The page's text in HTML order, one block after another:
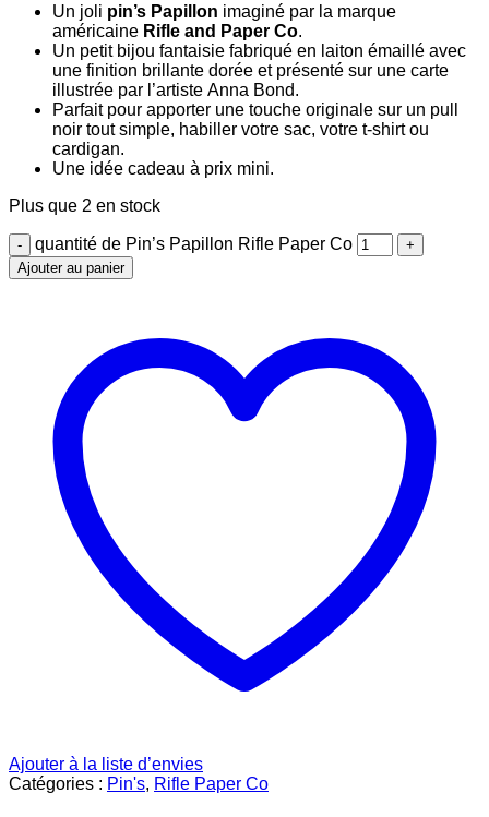
Un joli pin’s Papillon imaginé par la marque
américaine Rifle and Paper Co.
Un petit bijou fantaisie fabriqué en laiton émaillé avec
une finition brillante dorée et présenté sur une carte
illustrée par l’artiste Anna Bond.
Parfait pour apporter une touche originale sur un pull
noir tout simple, habiller votre sac, votre t-shirt ou
cardigan.
Une idée cadeau à prix mini.
Plus que 2 en stock
quantité de Pin’s Papillon Rifle Paper Co
Ajouter au panier
Ajouter à la liste d’envies
Catégories : Pin's, Rifle Paper Co